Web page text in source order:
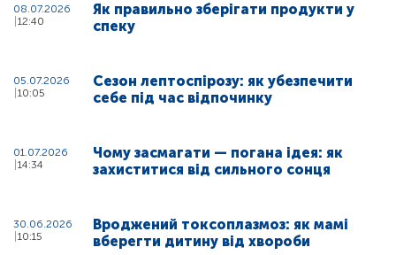
08.07.2026
12:40
Як правильно зберігати продукти у
спеку
05.07.2026
10:05
Сезон лептоспірозу: як убезпечити
себе під час відпочинку
01.07.2026
14:34
Чому засмагати — погана ідея: як
захиститися від сильного сонця
30.06.2026
10:15
Вроджений токсоплазмоз: як мамі
вберегти дитину від хвороби